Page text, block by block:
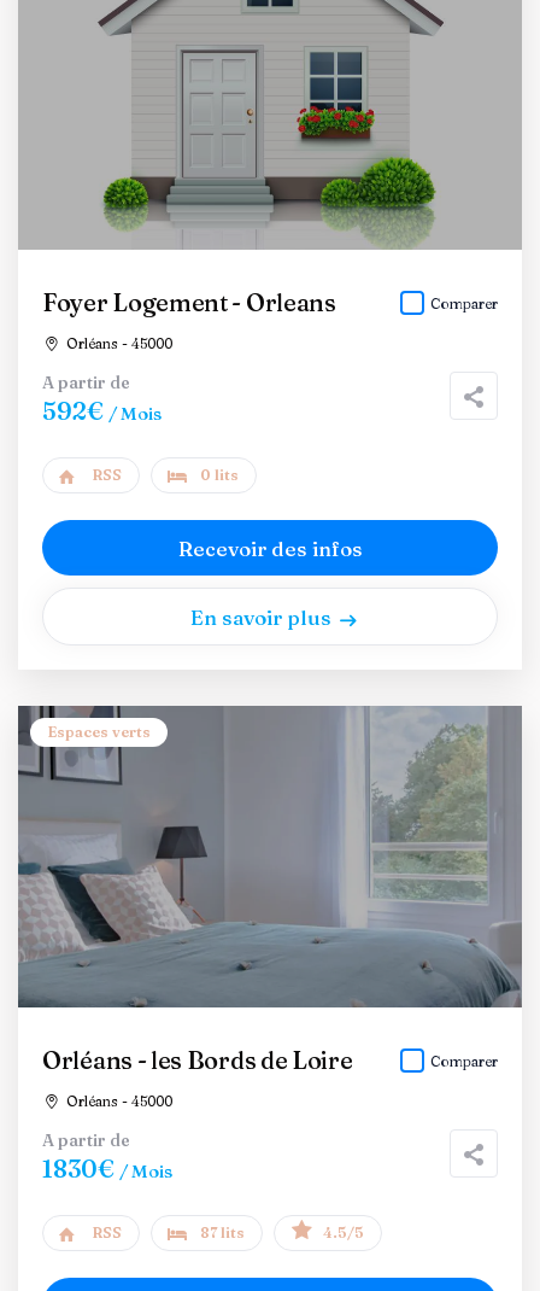
Foyer Logement - Orleans
Orléans - 45000
Comparer
A partir de
592€ / Mois
RSS 0 lits
Recevoir des infos
En savoir plus
Espaces verts
Orléans - les Bords de Loire
Orléans - 45000
Comparer
A partir de
1830€ / Mois
RSS 87 lits 4.5/5